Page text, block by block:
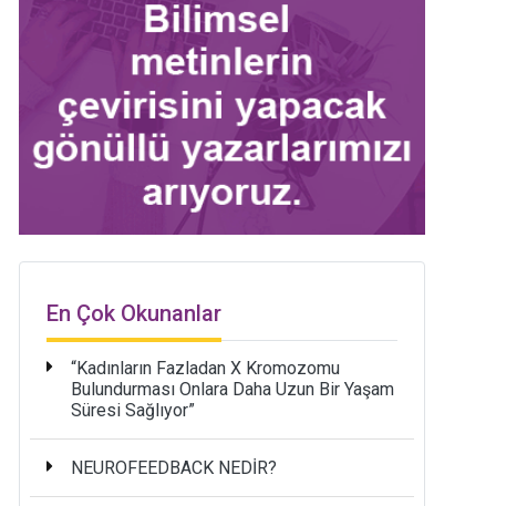
En Çok Okunanlar
“Kadınların Fazladan X Kromozomu
Bulundurması Onlara Daha Uzun Bir Yaşam
Süresi Sağlıyor”
NEUROFEEDBACK NEDİR?